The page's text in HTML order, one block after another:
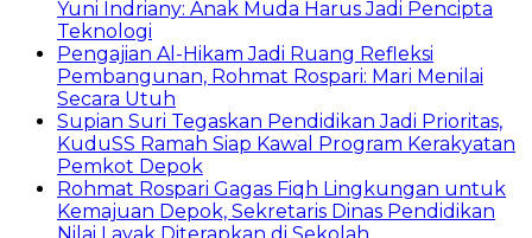
Yuni Indriany: Anak Muda Harus Jadi Pencipta
Teknologi
Pengajian Al-Hikam Jadi Ruang Refleksi
Pembangunan, Rohmat Rospari: Mari Menilai
Secara Utuh
Supian Suri Tegaskan Pendidikan Jadi Prioritas,
KuduSS Ramah Siap Kawal Program Kerakyatan
Pemkot Depok
Rohmat Rospari Gagas Fiqh Lingkungan untuk
Kemajuan Depok, Sekretaris Dinas Pendidikan
Nilai Layak Diterapkan di Sekolah